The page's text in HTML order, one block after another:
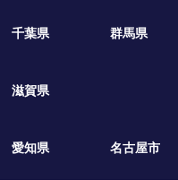
千葉県 群馬県
滋賀県
愛知県 名古屋市